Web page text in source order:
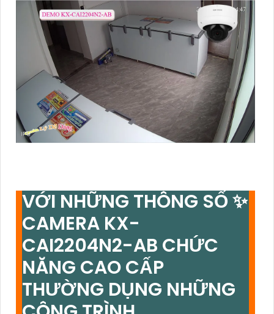
VỚI NHỮNG THÔNG SỐ ✨
CAMERA KX-
CAI2204N2-AB CHỨC
NĂNG CAO CẤP
THƯỜNG DỤNG NHỮNG